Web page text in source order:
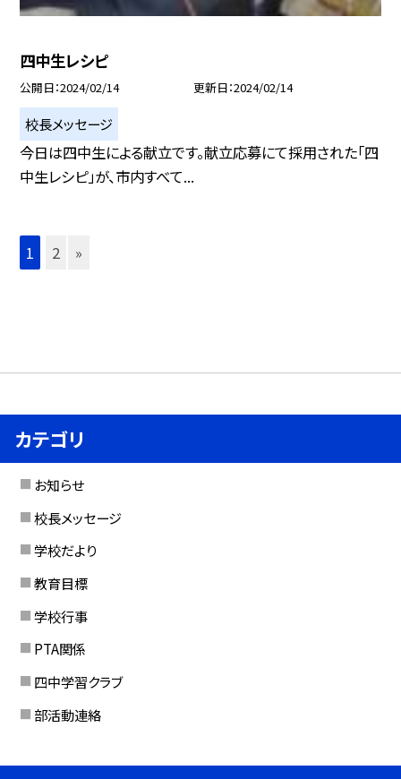
四中生レシピ
公開日 2024/02/14 更新日 2024/02/14
校長メッセージ
今日は四中生による献立です。献立応募にて採用された「四
中生レシピ」が、市内すべて...
1 2 »
カテゴリ
お知らせ
校長メッセージ
学校だより
教育目標
学校行事
PTA関係
四中学習クラブ
部活動連絡